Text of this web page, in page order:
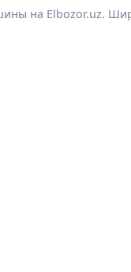
на Elbozor.uz.